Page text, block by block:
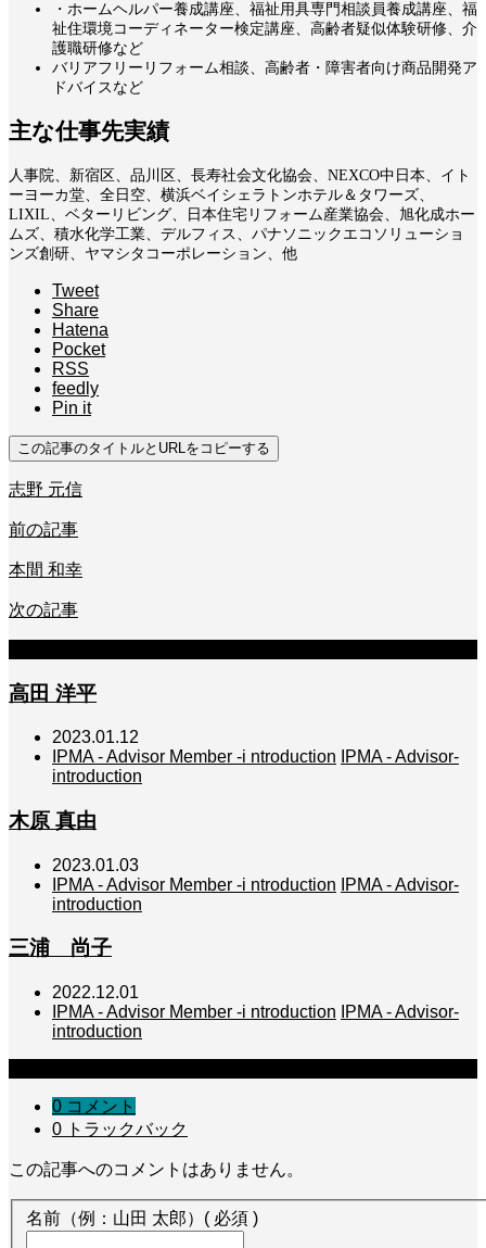
・ホームヘルパー養成講座、福祉用具専門相談員養成講座、福
祉住環境コーディネーター検定講座、高齢者疑似体験研修、介
護職研修など
バリアフリーリフォーム相談、高齢者・障害者向け商品開発ア
ドバイスなど
主な仕事先実績
人事院、新宿区、品川区、長寿社会文化協会、NEXCO中日本、イト
ーヨーカ堂、全日空、横浜ベイシェラトンホテル＆タワーズ、
LIXIL、ベターリビング、日本住宅リフォーム産業協会、旭化成ホー
ムズ、積水化学工業、デルフィス、パナソニックエコソリューショ
ンズ創研、ヤマシタコーポレーション、他
Tweet
Share
Hatena
Pocket
RSS
feedly
Pin it
この記事のタイトルとURLをコピーする
志野 元信
前の記事
本間 和幸
次の記事
高田 洋平
2023.01.12
IPMA - Advisor Member -i ntroduction
IPMA - Advisor-
introduction
木原 真由
2023.01.03
IPMA - Advisor Member -i ntroduction
IPMA - Advisor-
introduction
三浦 尚子
2022.12.01
IPMA - Advisor Member -i ntroduction
IPMA - Advisor-
introduction
0 コメント
0 トラックバック
この記事へのコメントはありません。
名前（例：山田 太郎） ( 必須 )